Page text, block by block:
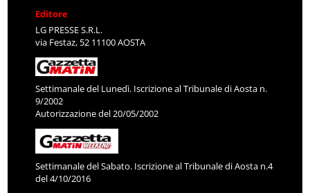
Editore
LG PRESSE S.R.L.
via Festaz, 52 11100 AOSTA
Settimanale del Lunedì. Iscrizione al Tribunale di Aosta n.
9/2002
Autorizzazione del 20/05/2002
Settimanale del Sabato. Iscrizione al Tribunale di Aosta n.4
del 4/10/2016